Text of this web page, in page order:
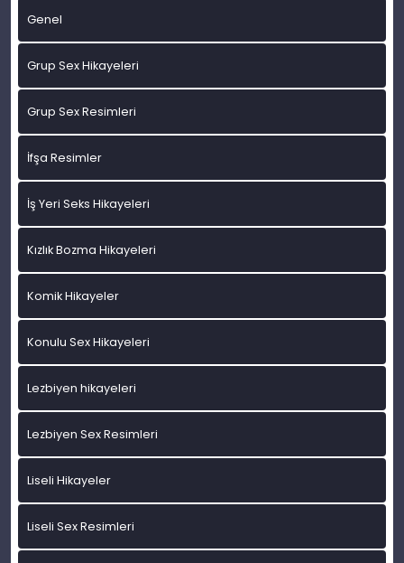
Genel
Grup Sex Hikayeleri
Grup Sex Resimleri
İfşa Resimler
İş Yeri Seks Hikayeleri
Kızlık Bozma Hikayeleri
Komik Hikayeler
Konulu Sex Hikayeleri
Lezbiyen hikayeleri
Lezbiyen Sex Resimleri
Liseli Hikayeler
Liseli Sex Resimleri